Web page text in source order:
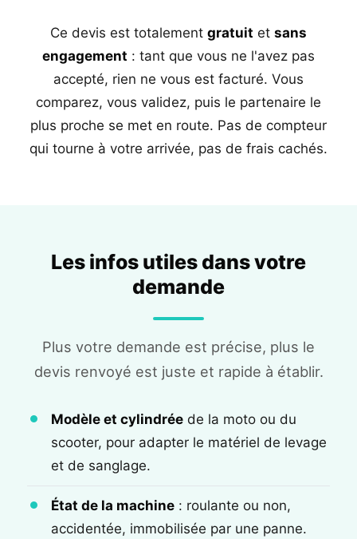
Ce devis est totalement gratuit et sans
engagement : tant que vous ne l'avez pas
accepté, rien ne vous est facturé. Vous
comparez, vous validez, puis le partenaire le
plus proche se met en route. Pas de compteur
qui tourne à votre arrivée, pas de frais cachés.
Les infos utiles dans votre
demande
Plus votre demande est précise, plus le
devis renvoyé est juste et rapide à établir.
Modèle et cylindrée de la moto ou du
scooter, pour adapter le matériel de levage
et de sanglage.
État de la machine : roulante ou non,
accidentée, immobilisée par une panne.